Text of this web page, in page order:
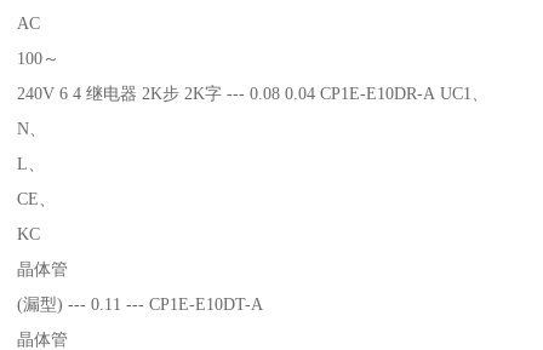
AC
100～
240V 6 4 继电器 2K步 2K字 --- 0.08 0.04 CP1E-E10DR-A UC1、
N、
L、
CE、
KC
晶体管
(漏型) --- 0.11 --- CP1E-E10DT-A
晶体管